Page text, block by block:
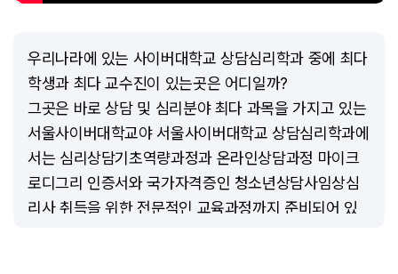
우리나라에 있는 사이버대학교 상담심리학과 중에 최다
학생과 최다 교수진이 있는곳은 어디일까?
그곳은 바로 상담 및 심리분야 최다 과목을 가지고 있는
서울사이버대학교야 서울사이버대학교 상담심리학과에
서는 심리상담기초역량과정과 온라인상담과정 마이크
로디그리 인증서와 국가자격증인 청소년상담사임상심
리사 취득을 위한 전문적인 교육과정까지 준비되어 있